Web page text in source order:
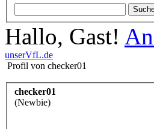
Hallo, Gast!
unserVfL.de
Profil von checker01
checker01
(Newbie)